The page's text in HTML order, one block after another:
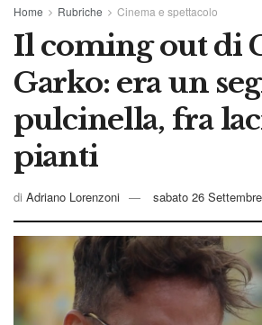
Home Rubriche Cinema e spettacolo
Il coming out di
Garko: era un
pulcinella, fra
pianti
di Adriano Lorenzoni sabato 26